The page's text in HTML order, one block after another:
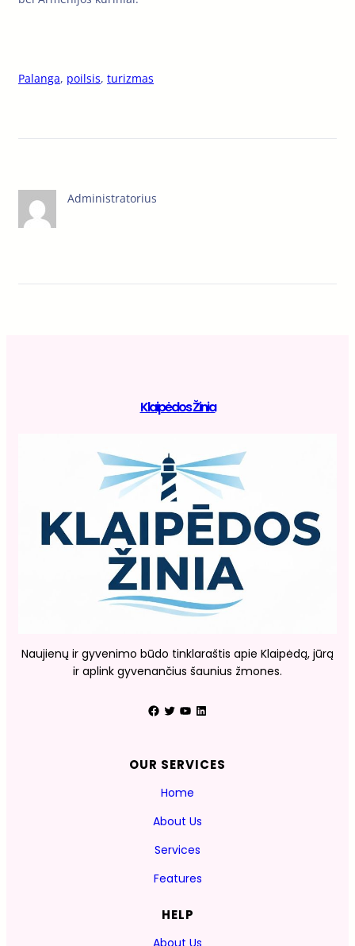
Palanga, poilsis, turizmas
Administratorius
Klaipėdos Žinia
Naujienų ir gyvenimo būdo tinklaraštis apie Klaipėdą, jūrą
ir aplink gyvenančius šaunius žmones.
Facebook Twitter YouTube LinkedIn
OUR SERVICES
Home
About Us
Services
Features
HELP